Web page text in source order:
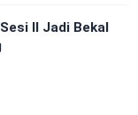
II Jadi Bekal